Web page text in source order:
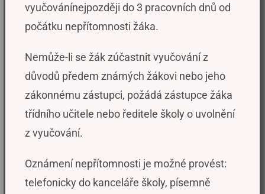
vyučovánínejpozději do 3 pracovních dnů od
počátku nepřítomnosti žáka.
Nemůže-li se žák zúčastnit vyučování z
důvodů předem známých žákovi nebo jeho
zákonnému zástupci, požádá zástupce žáka
třídního učitele nebo ředitele školy o uvolnění
z vyučování.
Oznámení nepřítomnosti je možné provést:
telefonicky do kanceláře školy, písemně